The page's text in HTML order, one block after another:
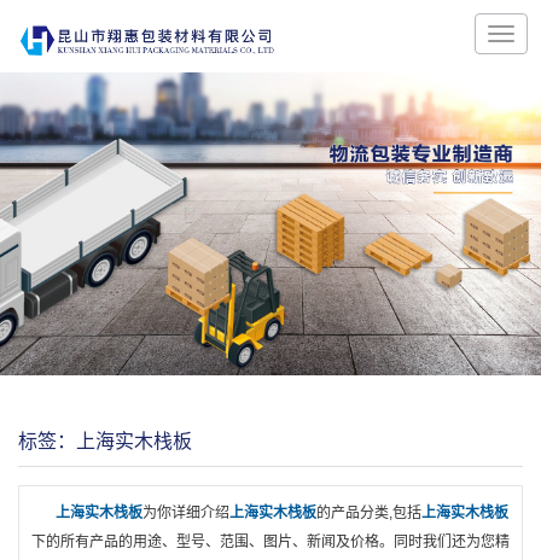
标签：上海实木栈板
上海实木栈板为你详细介绍上海实木栈板的产品分类,包括上海实木栈板
下的所有产品的用途、型号、范围、图片、新闻及价格。同时我们还为您精